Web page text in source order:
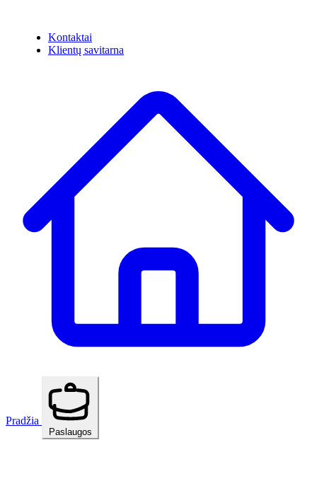
Kontaktai
Klientų savitarna
Pradžia
Paslaugos